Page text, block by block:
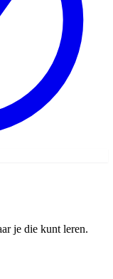
je die kunt leren.